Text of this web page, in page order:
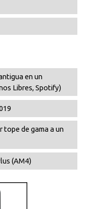
en un
Libres, Spotify)
tope de gama a un
(AM4)